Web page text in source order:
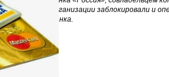
организации заблокировали и
Банка.